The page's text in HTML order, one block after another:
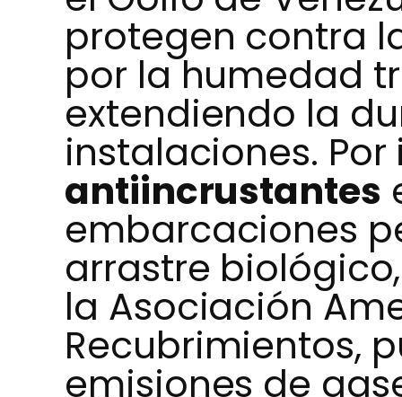
protegen contra
por la humedad
extendiendo la
instalaciones.
antiincrustantes
embarcaciones
arrastre
la Asociación
Recubrimientos,
emisiones de